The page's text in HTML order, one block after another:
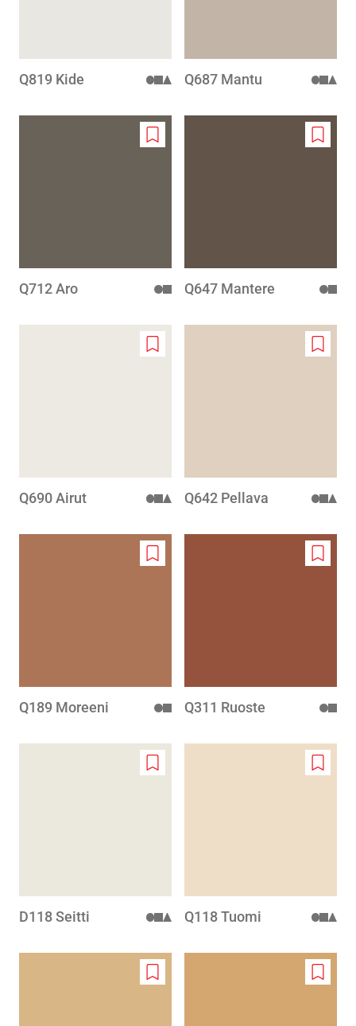
Q819 Kide Q687 Mantu
Add
Q712 Aro
Add
Q647 Mantere
Add
Q690 Airut
Add
Q642 Pellava
Add
Q189 Moreeni
Add
Q311 Ruoste
Add
D118 Seitti
Add
Q118 Tuomi
Add
Add